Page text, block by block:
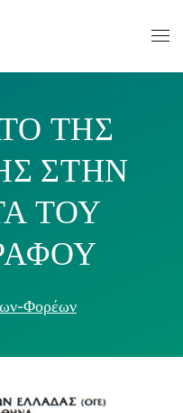
ΤΗΣ
ΣΤΗΝ
ΤΟΥ
Φορέων